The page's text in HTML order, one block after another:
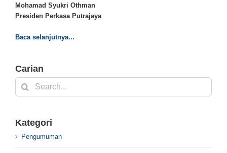
Mohamad Syukri Othman
Presiden Perkasa Putrajaya
Baca selanjutnya...
Carian
Search
for:
Kategori
Pengumuman